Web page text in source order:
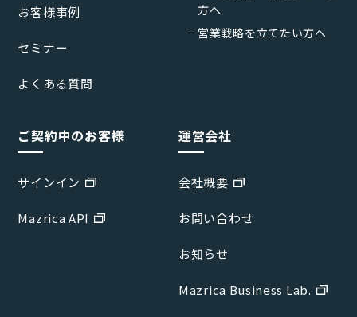
お客様事例
セミナー
よくある質問
方へ
営業戦略を立てたい方へ
ご契約中のお客様
サインイン
Mazrica API
運営会社
会社概要
お問い合わせ
お知らせ
Mazrica Business Lab.